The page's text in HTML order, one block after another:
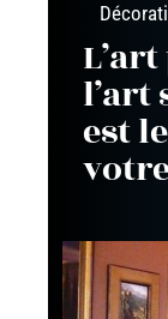
l’art
est